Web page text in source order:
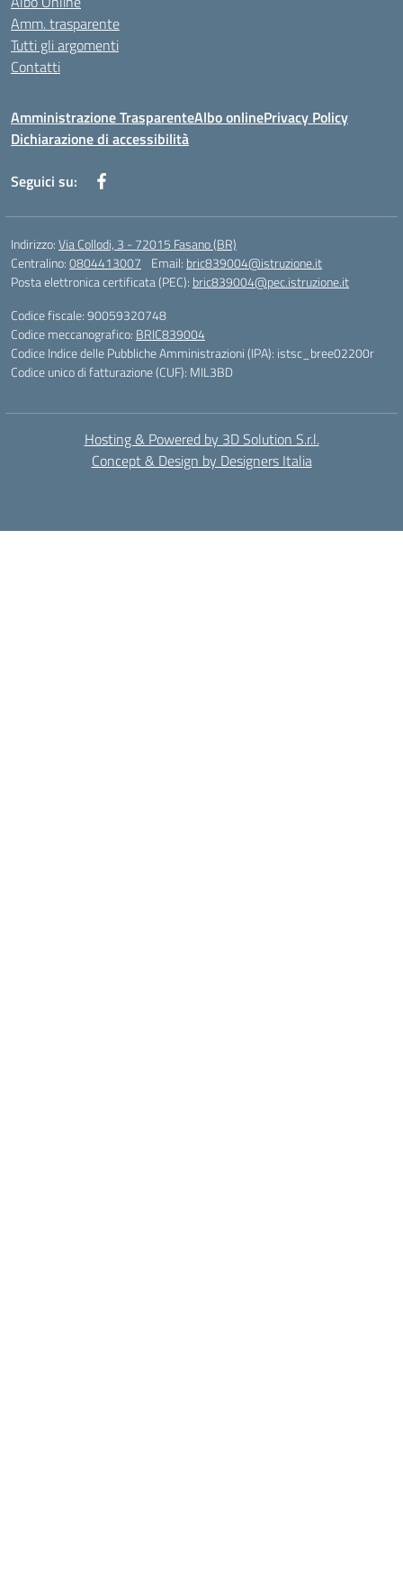
Amm. trasparente
Tutti gli argomenti
Contatti
Amministrazione TrasparenteAlbo onlinePrivacy Policy
Dichiarazione di accessibilità
Seguici su:
Indirizzo:Via Collodi, 3 - 72015 Fasano (BR)
Centralino:0804413007 Email: bric839004@istruzione.it
Posta elettronica certificata (PEC): bric839004@pec.istruzione.it
Codice fiscale: 90059320748
Codice meccanografico: BRIC839004
Codice Indice delle Pubbliche Amministrazioni (IPA): istsc_bree02200r
Codice unico di fatturazione (CUF): MIL3BD
Hosting & Powered by 3D Solution S.r.l.
Concept & Design by Designers Italia